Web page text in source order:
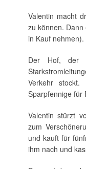
Valentin macht
zu können.
in Kauf nehmen).
Der Hof, der
Verkehr
Sparpfennige für
Valentin stürzt
zum
und kauft für
ihm nach und